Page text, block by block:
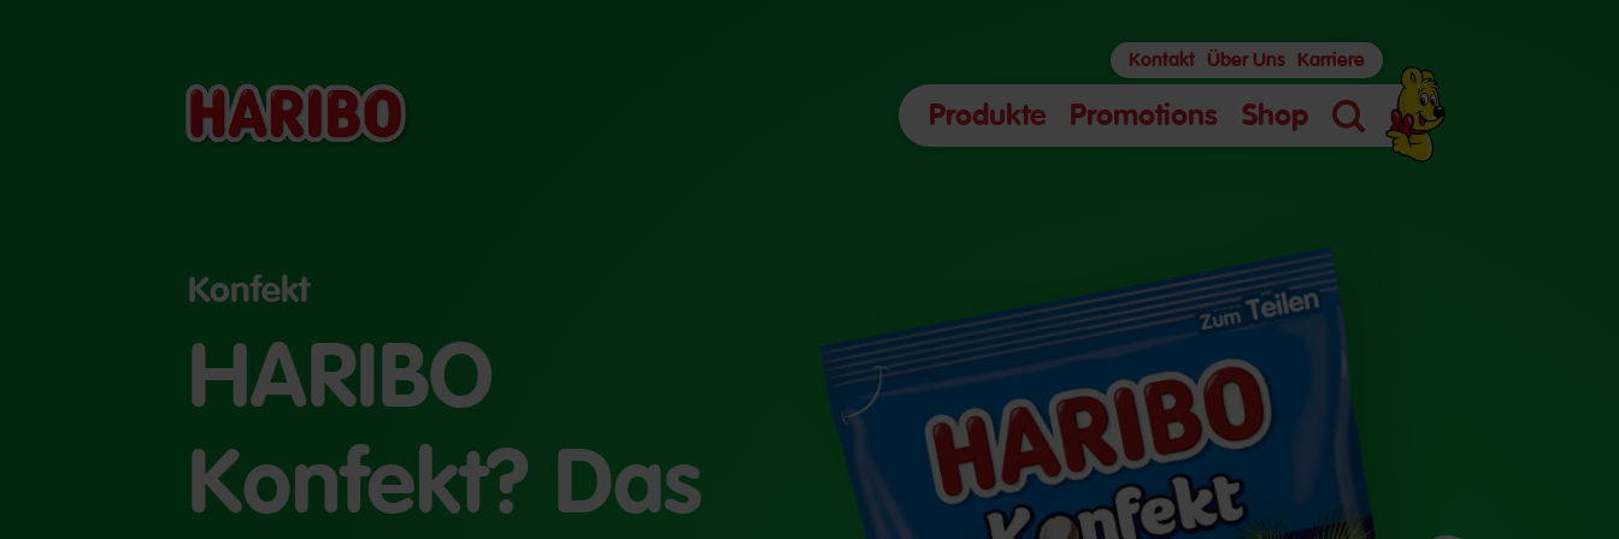
Produkte Promotions Shop
Suche
Kontakt Über Uns Karriere
Konfekt
HARIBO
Konfekt? Das